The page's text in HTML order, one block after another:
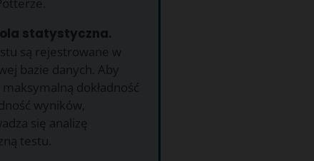
statystyczna.
są rejestrowane w
bazie danych. Aby
dokładność
wyników,
się analizę
testu.